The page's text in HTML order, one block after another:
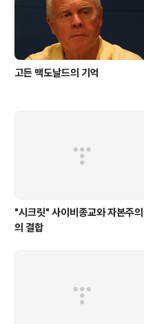
고든 맥도날드의 기억
"시크릿" 사이비종교와 자본주의
의 결합